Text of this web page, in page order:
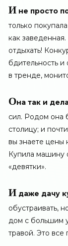
И не просто
только
как
отдыхать!
бдительность
в тренде,
Она так и
сил. Родом она
столицу; и
вы знаете цены
Купила машину
«девятки».
И даже дачу
обустраивать,
дом с большим
травой. Это